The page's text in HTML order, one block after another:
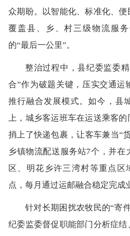
众期盼。以智能化、标准化、
覆盖县、乡、村三级物流服
的“最后一公里”。
整治过程中，县纪委监委
合”作为破题关键，压实交通运
推行融合发展模式。如今，县
上，城乡客运班车在运送乘客
捎上了快递包裹，让客车兼当“
乡镇物流配送服务站7个，并在
区、明花乡许三湾村等重点区
点，每月通过运邮融合稳定完成
针对长期困扰农牧民的“寄
纪委监委督促职能部门分析症